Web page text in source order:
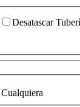
Desatascar
Cualquiera